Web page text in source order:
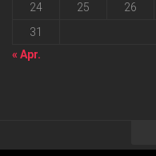
24
25 26
31
« Apr.